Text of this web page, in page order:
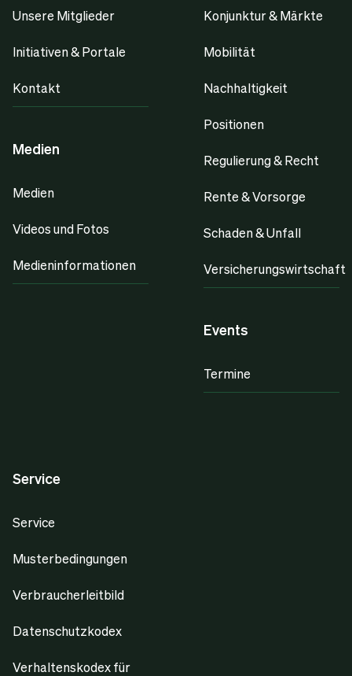
Unsere Mitglieder
Initiativen & Portale
Kontakt
Medien
Medien
Videos und Fotos
Medieninformationen
Konjunktur & Märkte
Mobilität
Nachhaltigkeit
Positionen
Regulierung & Recht
Rente & Vorsorge
Schaden & Unfall
Versicherungswirtschaft
Events
Termine
Service
Service
Musterbedingungen
Verbraucherleitbild
Datenschutzkodex
Verhaltenskodex für